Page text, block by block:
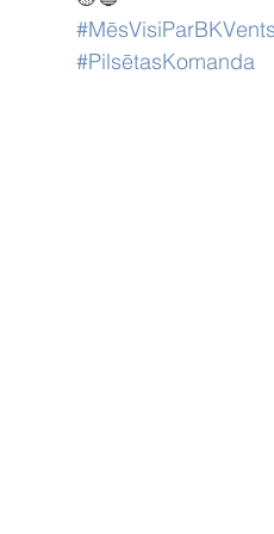
#PilsētasKomanda